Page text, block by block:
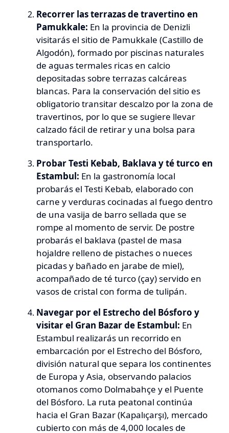
Recorrer las terrazas de travertino en
Pamukkale: En la provincia de Denizli
visitarás el sitio de Pamukkale (Castillo de
Algodón), formado por piscinas naturales
de aguas termales ricas en calcio
depositadas sobre terrazas calcáreas
blancas. Para la conservación del sitio es
obligatorio transitar descalzo por la zona de
travertinos, por lo que se sugiere llevar
calzado fácil de retirar y una bolsa para
transportarlo.
Probar Testi Kebab, Baklava y té turco en
Estambul: En la gastronomía local
probarás el Testi Kebab, elaborado con
carne y verduras cocinadas al fuego dentro
de una vasija de barro sellada que se
rompe al momento de servir. De postre
probarás el baklava (pastel de masa
hojaldre relleno de pistaches o nueces
picadas y bañado en jarabe de miel),
acompañado de té turco (çay) servido en
vasos de cristal con forma de tulipán.
Navegar por el Estrecho del Bósforo y
visitar el Gran Bazar de Estambul: En
Estambul realizarás un recorrido en
embarcación por el Estrecho del Bósforo,
división natural que separa los continentes
de Europa y Asia, observando palacios
otomanos como Dolmabahçe y el Puente
del Bósforo. La ruta peatonal continúa
hacia el Gran Bazar (Kapalıçarşı), mercado
cubierto con más de 4,000 locales de